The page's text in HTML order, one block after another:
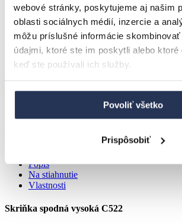
webové stránky, poskytujeme aj našim
oblasti sociálnych médií, inzercie a
môžu príslušné informácie
údajmi, ktoré ste im poskytli alebo ktoré
keď ste používali ich služby.
Povoliť všetko
Prispôsobiť
Dostupnosť:podľa prevedenia
podľa prevedenia
155,8€
Cena bez DPH:126,7€
Do košíka
558 359 888
Pondělí až Pátek 8:00 - 12:00 12:30 - 16:00
Popis
Na stiahnutie
Vlastnosti
Skriňka spodná vysoká C522